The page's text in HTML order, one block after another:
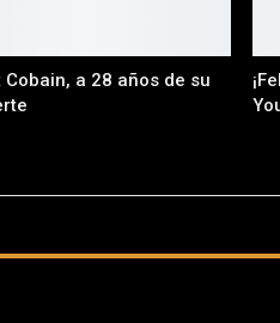
Cobain, a 28 años de su